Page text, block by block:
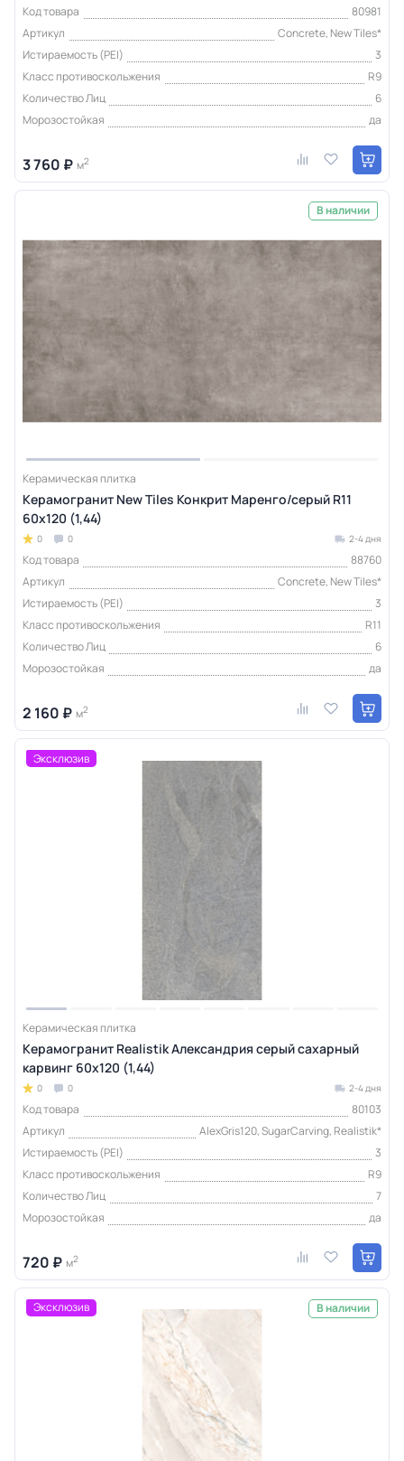
Код товара
80981
Артикул
Concrete, New Tiles*
Истираемость (PEI)
3
Класс противоскольжения
R9
Количество Лиц
6
Морозостойкая
да
3 760 ₽ м2
В наличии
Керамическая плитка
Керамогранит New Tiles Конкрит Маренго/серый R11
60x120 (1,44)
0 0 2-4 дня
Код товара
88760
Артикул
Concrete, New Tiles*
Истираемость (PEI)
3
Класс противоскольжения
R11
Количество Лиц
6
Морозостойкая
да
2 160 ₽ м2
Эксклюзив
Керамическая плитка
Керамогранит Realistik Александрия серый сахарный
карвинг 60x120 (1,44)
0 0 2-4 дня
Код товара
80103
Артикул
AlexGris120, SugarCarving, Realistik*
Истираемость (PEI)
3
Класс противоскольжения
R9
Количество Лиц
7
Морозостойкая
да
720 ₽ м2
Эксклюзив В наличии